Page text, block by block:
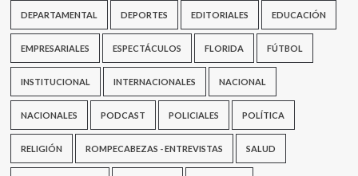
DEPARTAMENTAL DEPORTES EDITORIALES EDUCACIÓN
EMPRESARIALES ESPECTÁCULOS FLORIDA FÚTBOL
INSTITUCIONAL INTERNACIONALES NACIONAL
NACIONALES PODCAST POLICIALES POLÍTICA
RELIGIÓN ROMPECABEZAS - ENTREVISTAS SALUD